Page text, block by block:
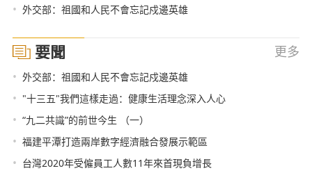
• 外交部：祖國和人民不會忘記戍邊英雄
要聞 更多
• 外交部：祖國和人民不會忘記戍邊英雄
• "十三五"我們這樣走過：健康生活理念深入人心
• “九二共識”的前世今生 （一）
• 福建平潭打造兩岸數字經濟融合發展示範區
• 台灣2020年受僱員工人數11年來首現負增長